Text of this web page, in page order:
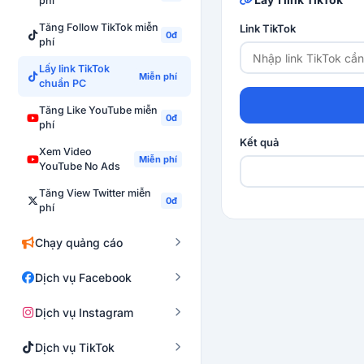
Tăng Follow TikTok miễn
phí
0đ
Lấy link TikTok
chuẩn PC
Miễn phí
Tăng Like YouTube miễn
phí
0đ
Xem Video
YouTube No Ads
Miễn phí
Tăng View Twitter miễn
phí
0đ
Chạy quảng cáo
Dịch vụ Facebook
Dịch vụ Instagram
Dịch vụ TikTok
Link TikTok
Kết quả